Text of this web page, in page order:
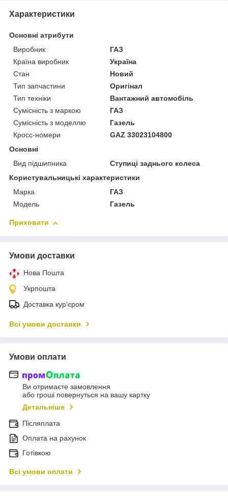
Характеристики
Основні атрибути
Виробник
ГАЗ
Країна виробник
Україна
Стан
Новий
Тип запчастини
Оригінал
Тип техніки
Вантажний автомобіль
Сумісність з маркою
ГАЗ
Сумісність з моделлю
Газель
Кросс-номери
GAZ 33023104800
Основні
Вид підшипника
Ступиці заднього колеса
Користувальницькі характеристики
Марка
ГАЗ
Модель
Газель
Приховати
Умови доставки
Нова Пошта
Укрпошта
Доставка кур'єром
Всі умови доставки
Умови оплати
Ви отримаєте замовлення
або гроші повернуться на вашу картку
Детальніше
Післяплата
Оплата на рахунок
Готівкою
Всі умови оплати